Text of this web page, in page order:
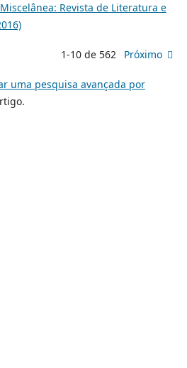
Miscelânea: Revista de Literatura e
1-10 de 562 Próximo
uma pesquisa avançada por